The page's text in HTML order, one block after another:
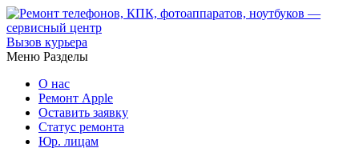
Вызов курьера
Меню Разделы
О нас
Ремонт Apple
Оставить заявку
Статус ремонта
Юр. лицам